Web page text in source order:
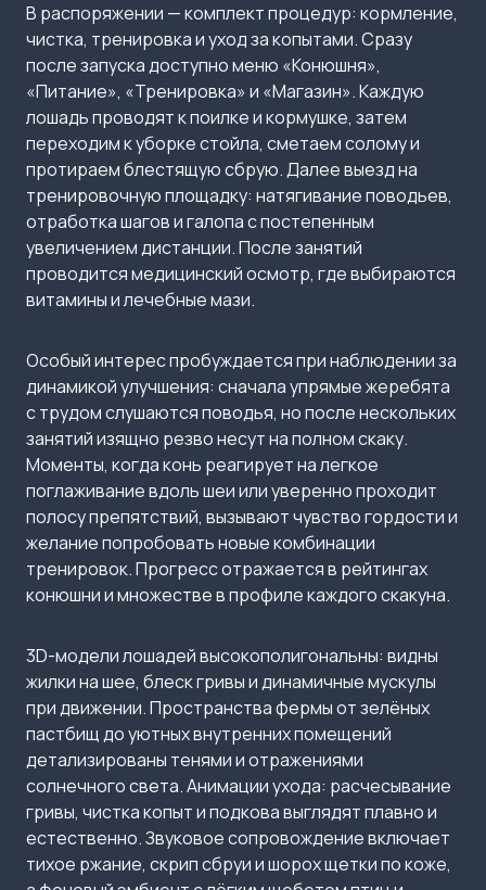
В распоряжении — комплект процедур: кормление,
чистка, тренировка и уход за копытами. Сразу
после запуска доступно меню «Конюшня»,
«Питание», «Тренировка» и «Магазин». Каждую
лошадь проводят к поилке и кормушке, затем
переходим к уборке стойла, сметаем солому и
протираем блестящую сбрую. Далее выезд на
тренировочную площадку: натягивание поводьев,
отработка шагов и галопа с постепенным
увеличением дистанции. После занятий
проводится медицинский осмотр, где выбираются
витамины и лечебные мази.
Особый интерес пробуждается при наблюдении за
динамикой улучшения: сначала упрямые жеребята
с трудом слушаются поводья, но после нескольких
занятий изящно резво несут на полном скаку.
Моменты, когда конь реагирует на легкое
поглаживание вдоль шеи или уверенно проходит
полосу препятствий, вызывают чувство гордости и
желание попробовать новые комбинации
тренировок. Прогресс отражается в рейтингах
конюшни и множестве в профиле каждого скакуна.
3D-модели лошадей высокополигональны: видны
жилки на шее, блеск гривы и динамичные мускулы
при движении. Пространства фермы от зелёных
пастбищ до уютных внутренних помещений
детализированы тенями и отражениями
солнечного света. Анимации ухода: расчесывание
гривы, чистка копыт и подкова выглядят плавно и
естественно. Звуковое сопровождение включает
тихое ржание, скрип сбруи и шорох щетки по коже,